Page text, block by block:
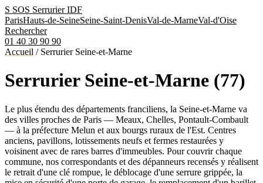
S SOS SerrurierIDF
ParisHauts-de-SeineSeine-Saint-DenisVal-de-MarneVal-d'Oise
Rechercher
01 40 30 90 90
Accueil /Serrurier Seine-et-Marne
Serrurier Seine-et-Marne (77)
Le plus étendu des départements franciliens, la Seine-et-Marne va
des villes proches de Paris — Meaux, Chelles, Pontault-Combault
— à la préfecture Melun et aux bourgs ruraux de l'Est. Centres
anciens, pavillons, lotissements neufs et fermes restaurées y
voisinent avec de rares barres d'immeubles. Pour couvrir chaque
commune, nos correspondants et des dépanneurs recensés y réalisent
le retrait d'une clé rompue, le déblocage d'une serrure grippée, la